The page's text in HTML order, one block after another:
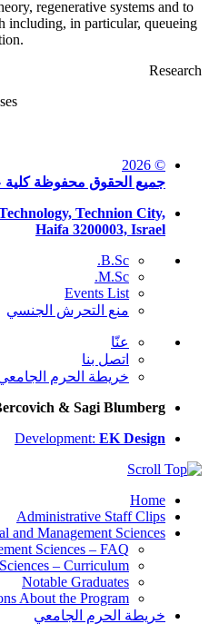
regenerative systems and to
including, in particular, queueing
.
Research
© 2026
جميع الحقوق محفوظة كلية
Technion City,
Haifa 3200003, Israel
B.Sc.
M.Sc.
Events List
منع التحرش الجنسي
عنّا
اتصل بنا
خريطة الحرم
& Sagi Blumberg
Development: EK Design
Home
Administrative Staff Clips
and Management Sciences
Sciences – FAQ
– Curriculum
Notable Graduates
About the Program
خريطة الحرم الجامعي